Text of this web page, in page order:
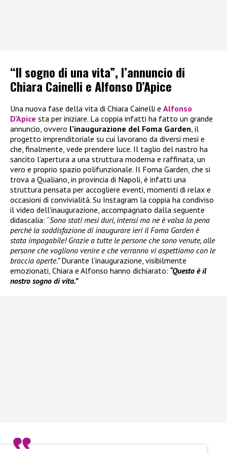
“Il sogno di una vita”, l’annuncio di
Chiara Cainelli e Alfonso D’Apice
Una nuova fase della vita di Chiara Cainelli e Alfonso
D’Apice sta per iniziare. La coppia infatti ha fatto un grande
annuncio, ovvero l’inaugurazione del Foma Garden , il
progetto imprenditoriale su cui lavorano da diversi mesi e
che, finalmente, vede prendere luce. Il taglio del nastro ha
sancito l’apertura a una struttura moderna e raffinata, un
vero e proprio spazio polifunzionale. Il Foma Garden, che si
trova a Qualiano, in provincia di Napoli, è infatti una
struttura pensata per accogliere eventi, momenti di relax e
occasioni di convivialità. Su Instagram la coppia ha condiviso
il video dell’inaugurazione, accompagnato dalla seguente
didascalia: “Sono stati mesi duri, intensi ma ne è valsa la pena
perché la soddisfazione di inaugurare ieri il Foma Garden è
stata impagabile! Grazie a tutte le persone che sono venute, alle
persone che vogliono venire e che verranno vi aspettiamo con le
braccia aperte.”Durante l’inaugurazione, visibilmente
emozionati, Chiara e Alfonso hanno dichiarato: “Questo è il
nostro sogno di vita.”